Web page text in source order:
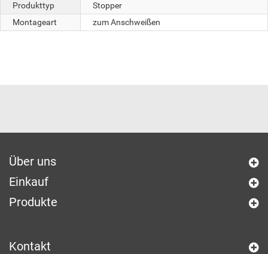
Produkttyp
Stopper
Montageart
zum Anschweißen
Über uns
Einkauf
Produkte
Kontakt